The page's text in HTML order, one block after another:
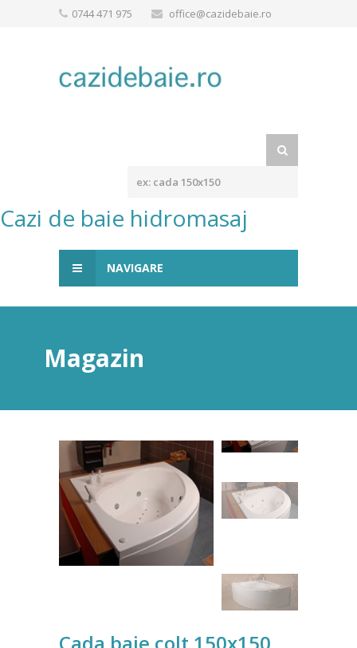
0744 471 975 office@cazidebaie.ro
Cazi de baie hidromasaj
NAVIGARE
Magazin